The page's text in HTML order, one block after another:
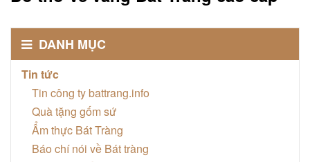
DANH MỤC
Tin tức
Tin công ty battrang.info
Quà tặng gốm sứ
Ẩm thực Bát Tràng
Báo chí nói về Bát tràng